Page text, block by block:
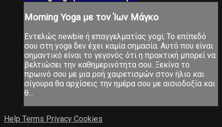
Morning Yoga με τον Ίων Μάγκο
Εντελώς newbie ή επαγγελματίας yogi; Το επίπεδό
σου στη yoga δεν έχει καμία σημασία. Αυτό που είναι
σημαντικό είναι το γεγονός ότι η πρακτική μπορεί να
βελτιώσει την καθημερινότητα σου. Ξεκίνα το
πρωινό σου με μια ροή χαιρετισμών στον ήλιο και
σίγουρα θα αρχίσεις την ημέρα σου με αισιοδοξία και
θ...
Help Terms Privacy Cookies